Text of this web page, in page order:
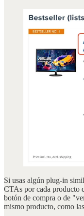
Si usas algún plug-in
CTAs por cada producto
botón de compra o de
mismo producto, como